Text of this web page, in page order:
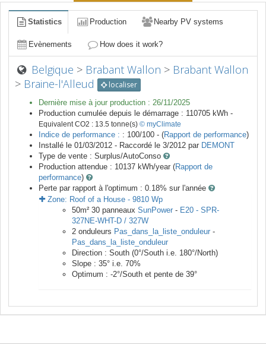
Statistics Production Nearby PV systems
Evènements How does it work?
Belgique > Brabant Wallon > Brabant Wallon
> Braine-l'Alleud localiser
Dernière mise à jour production : 26/11/2025
Production cumulée depuis le démarrage : 110705 kWh -
Equivalent CO2 : 13.5 tonne(s) © myClimate
Indice de performance : : 100/100 - (Rapport de performance)
Installé le 01/03/2012 - Raccordé le 3/2012 par DEMONT
Type de vente : Surplus/AutoConso
Production attendue : 10137 kWh/year (Rapport de
performance)
Perte par rapport à l'optimum : 0.18% sur l'année
Zone: Roof of a House - 9810 Wp
50m² 30 panneaux SunPower - E20 - SPR-
327NE-WHT-D / 327W
2 onduleurs Pas_dans_la_liste_onduleur -
Pas_dans_la_liste_onduleur
Direction : South (0°/South i.e. 180°/North)
Slope : 35° i.e. 70%
Optimum : -2°/South et pente de 39°